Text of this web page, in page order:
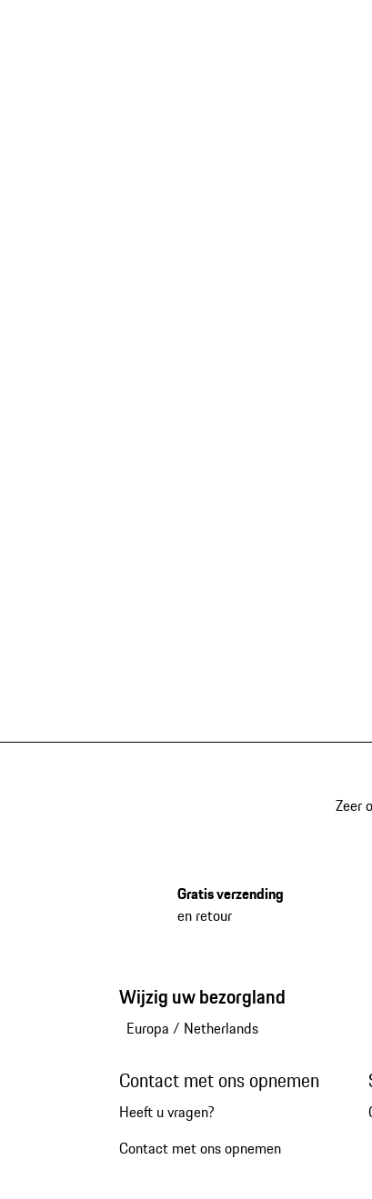
Zeer
Gratis verzending
en retour
Wijzig uw bezorgland
Europa / Netherlands
Contact met ons opnemen
Heeft u vragen?
Contact met ons opnemen